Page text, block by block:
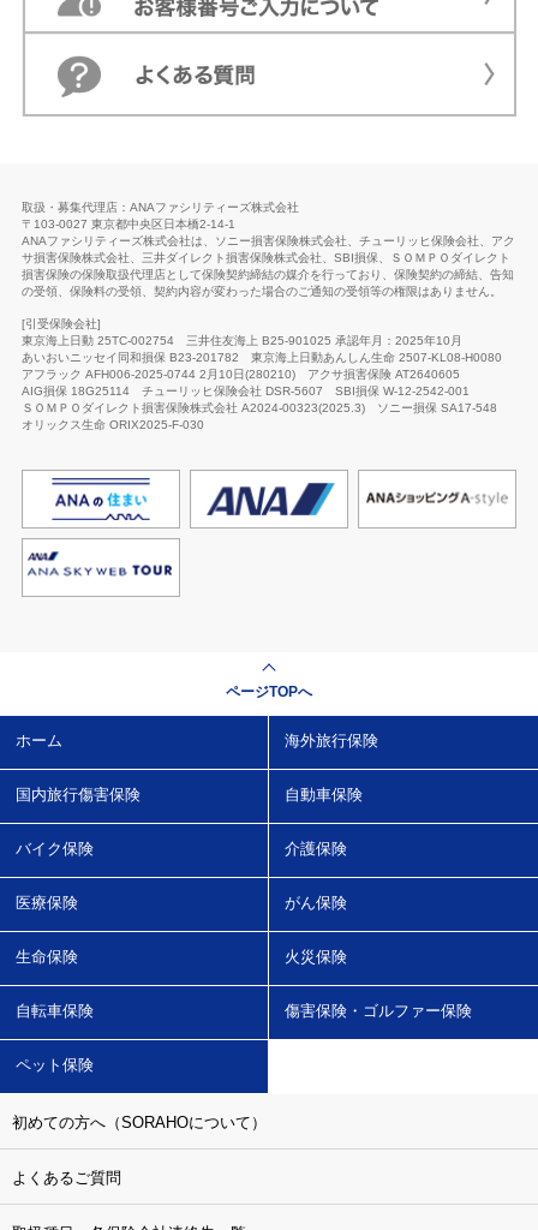
取扱・募集代理店：ANAファシリティーズ株式会社
〒103-0027 東京都中央区日本橋2-14-1
ANAファシリティーズ株式会社は、ソニー損害保険株式会社、チューリッヒ保険会社、アク
サ損害保険株式会社、三井ダイレクト損害保険株式会社、SBI損保、ＳＯＭＰＯダイレクト
損害保険の保険取扱代理店として保険契約締結の媒介を行っており、保険契約の締結、告知
の受領、保険料の受領、契約内容が変わった場合のご通知の受領等の権限はありません。
[引受保険会社]
東京海上日動 25TC-002754
三井住友海上 B25-901025 承認年月：2025年10月
あいおいニッセイ同和損保 B23-201782
東京海上日動あんしん生命 2507-KL08-H0080
アフラック AFH006-2025-0744 2月10日(280210)
アクサ損害保険 AT2640605
AIG損保 18G25114
チューリッヒ保険会社 DSR-5607
SBI損保 W-12-2542-001
ＳＯＭＰＯダイレクト損害保険株式会社 A2024-00323(2025.3)
ソニー損保 SA17-548
オリックス生命 ORIX2025-F-030
ページTOPへ
ホーム 海外旅行保険
国内旅行傷害保険 自動車保険
バイク保険 介護保険
医療保険 がん保険
生命保険 火災保険
自転車保険 傷害保険・ゴルファー保険
ペット保険
初めての方へ（SORAHOについて）
よくあるご質問